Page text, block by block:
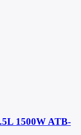
1500W ATB-